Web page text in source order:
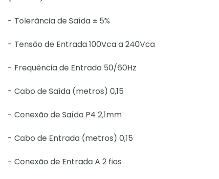
- Tolerância de Saída ± 5%
- Tensão de Entrada 100Vca a 240Vca
- Frequência de Entrada 50/60Hz
- Cabo de Saída (metros) 0,15
- Conexão de Saída P4 2,1mm
- Cabo de Entrada (metros) 0,15
- Conexão de Entrada A 2 fios